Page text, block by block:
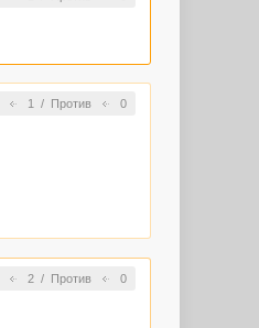
1/ Против 0
2/ Против 0